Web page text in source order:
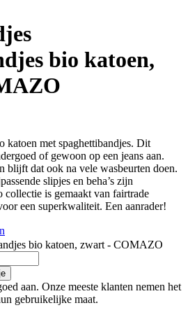
bio katoen,
katoen met spaghettibandjes. Dit
of gewoon op een jeans aan.
blijft dat ook na vele wasbeurten doen.
slipjes en beha’s zijn
collectie is gemaakt van fairtrade
een superkwaliteit. Een aanrader!
bio katoen, zwart - COMAZO
aan. Onze meeste klanten nemen het
gebruikelijke maat.